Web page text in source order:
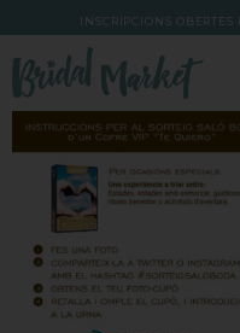
INSCRIPCIONS OBERTES